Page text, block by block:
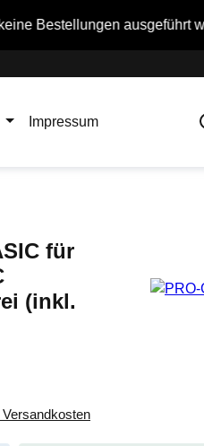
ausgeführt werden können.
Impressum
für
(inkl.